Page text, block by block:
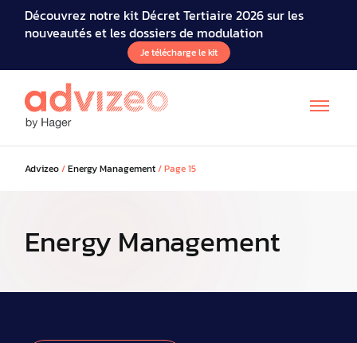
Découvrez notre kit Décret Tertiaire 2026 sur les
nouveautés et les dossiers de modulation
Je télécharge le kit
Advizeo/Energy Management/Page 15
Energy Management